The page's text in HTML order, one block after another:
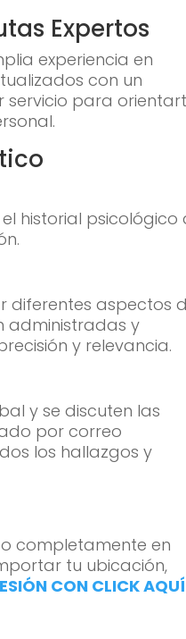
Expertos
experiencia en
con un
servicio para
historial psicológico
diferentes aspectos
administradas y
y relevancia.
y se discuten las
por correo
los hallazgos y
completamente en
tu ubicación,
CON CLICK